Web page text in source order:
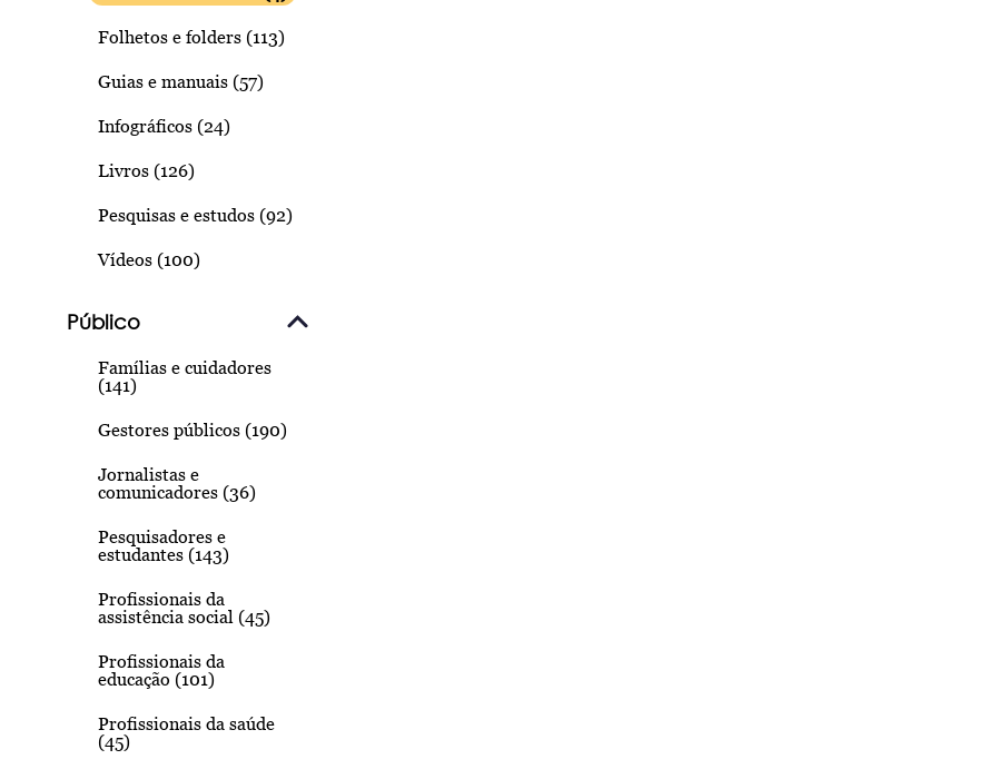
Folhetos e folders (113)
Guias e manuais (57)
Infográficos (24)
Livros (126)
Pesquisas e estudos (92)
Vídeos (100)
Público
Famílias e cuidadores
(141)
Gestores públicos (190)
Jornalistas e
comunicadores (36)
Pesquisadores e
estudantes (143)
Profissionais da
assistência social (45)
Profissionais da
educação (101)
Profissionais da saúde
(45)